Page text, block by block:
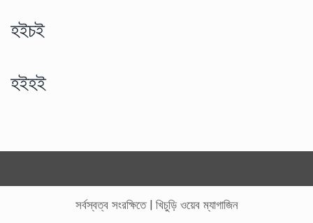
হইচই
হইহই
সর্বস্বত্ব সংরক্ষিতে | খিচুড়ি ওয়েব ম্যাগাজিন